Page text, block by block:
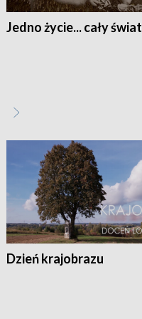
Jedno życie... cały świat
Dzień krajobrazu